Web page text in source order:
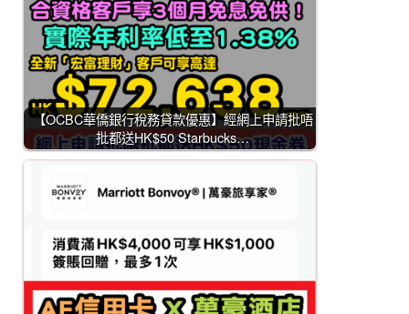
【OCBC華僑銀行稅務貸款優惠】經網上申請批唔
批都送HK$50 Starbucks…